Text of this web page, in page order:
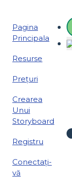
Pagina
Principala
Resurse
Prețuri
Crearea
Unui
Storyboard
Registru
Conectați-
vă